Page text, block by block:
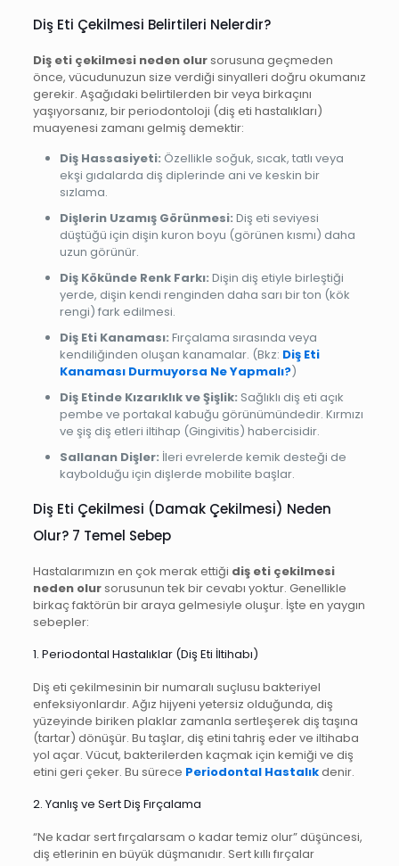
Diş Eti Çekilmesi Belirtileri Nelerdir?
Diş eti çekilmesi neden olursorusuna geçmeden
önce, vücudunuzun size verdiği sinyalleri doğru okumanız
gerekir. Aşağıdaki belirtilerden bir veya birkaçını
yaşıyorsanız, bir periodontoloji (diş eti hastalıkları)
muayenesi zamanı gelmiş demektir:
Diş Hassasiyeti: Özellikle soğuk, sıcak, tatlı veya
ekşi gıdalarda diş diplerinde ani ve keskin bir
sızlama.
Dişlerin Uzamış Görünmesi: Diş eti seviyesi
düştüğü için dişin kuron boyu (görünen kısmı) daha
uzun görünür.
Diş Kökünde Renk Farkı: Dişin diş etiyle birleştiği
yerde, dişin kendi renginden daha sarı bir ton (kök
rengi) fark edilmesi.
Diş Eti Kanaması: Fırçalama sırasında veya
kendiliğinden oluşan kanamalar. (Bkz: Diş Eti
Kanaması Durmuyorsa Ne Yapmalı?)
Diş Etinde Kızarıklık ve Şişlik: Sağlıklı diş eti açık
pembe ve portakal kabuğu görünümündedir. Kırmızı
ve şiş diş etleri iltihap (Gingivitis) habercisidir.
Sallanan Dişler: İleri evrelerde kemik desteği de
kaybolduğu için dişlerde mobilite başlar.
Diş Eti Çekilmesi (Damak Çekilmesi) Neden
Olur? 7 Temel Sebep
Hastalarımızın en çok merak ettiği diş eti çekilmesi
neden olursorusunun tek bir cevabı yoktur. Genellikle
birkaç faktörün bir araya gelmesiyle oluşur. İşte en yaygın
sebepler:
1. Periodontal Hastalıklar (Diş Eti İltihabı)
Diş eti çekilmesinin bir numaralı suçlusu bakteriyel
enfeksiyonlardır. Ağız hijyeni yetersiz olduğunda, diş
yüzeyinde biriken plaklar zamanla sertleşerek diş taşına
(tartar) dönüşür. Bu taşlar, diş etini tahriş eder ve iltihaba
yol açar. Vücut, bakterilerden kaçmak için kemiği ve diş
etini geri çeker. Bu sürece Periodontal Hastalıkdenir.
2. Yanlış ve Sert Diş Fırçalama
“Ne kadar sert fırçalarsam o kadar temiz olur” düşüncesi,
diş etlerinin en büyük düşmanıdır. Sert kıllı fırçalar